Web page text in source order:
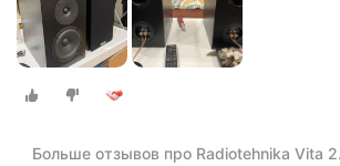
Больше отзывов про Radiotehnika Vita